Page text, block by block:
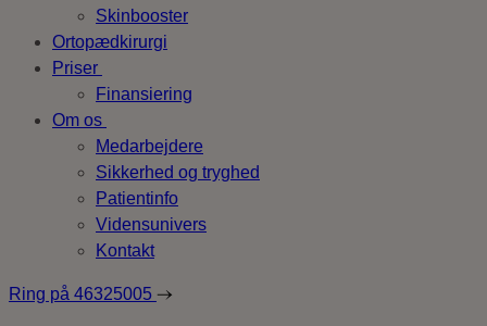
Skinbooster
Ortopædkirurgi
Priser
Finansiering
Om os
Medarbejdere
Sikkerhed og tryghed
Patientinfo
Vidensunivers
Kontakt
Ring på 46325005